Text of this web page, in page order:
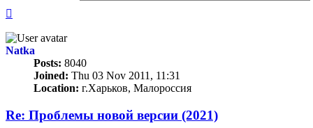
Natka
Posts: 8040
Joined: Thu 03 Nov 2011, 11:31
Location: г.Харьков, Малороссия
Re: Проблемы новой версии (2021)